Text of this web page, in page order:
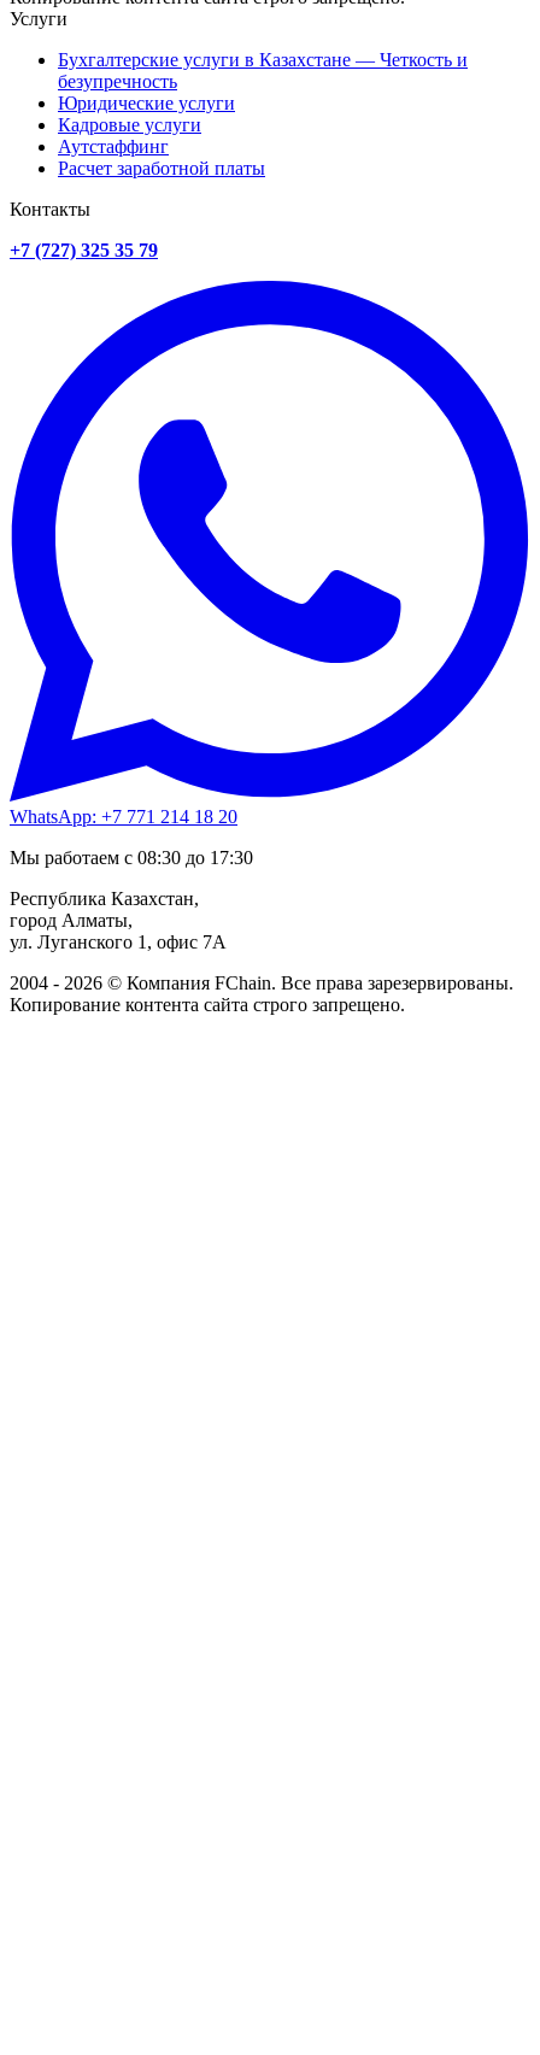
Услуги
Бухгалтерские услуги в Казахстане — Четкость и
безупречность
Юридические услуги
Кадровые услуги
Аутстаффинг
Расчет заработной платы
Контакты
+7 (727) 325 35 79
WhatsApp: +7 771 214 18 20
Мы работаем с 08:30 до 17:30
Республика Казахстан,
город Алматы,
ул. Луганского 1, офис 7А
2004 - 2026 © Компания FChain. Все права зарезервированы.
Копирование контента сайта строго запрещено.